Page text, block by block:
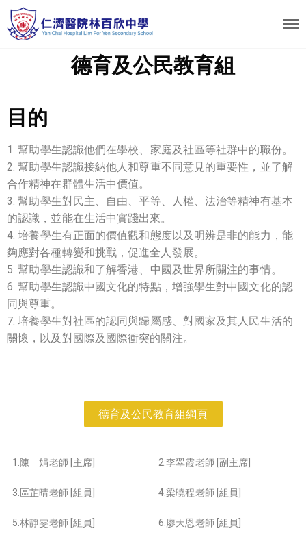
德育及公民教育組
目的
1. 幫助學生認識他們在學校、家庭及社區等社群中的職份。
2. 幫助學生認識接納他人和尊重不同意見的重要性，並了解
合作精神在群體生活中價值。
3. 幫助學生對民主、自由、平等、人權、法治等精神有基本
的認識，並能在生活中實踐出來。
4. 培養學生有正面的價值觀和態度以及明辨是非的能力，能
夠應對各種轉變和挑戰，促進全人發展。
5. 幫助學生認識和了解香港、中國及世界所關注的事情。
6. 幫助學生認識中國文化的特點，增強學生對中國文化的認
同與尊重。
7. 培養學生對社區的認同與歸屬感、對國家及其人民生活的
關懷，以及對國際及國際衝突的關注。
德育及公民教育組網頁
1.陳 娟老師 [主席] 2.李翠霞老師 [副主席]
3.區芷晴老師 [組員] 4.梁曉程老師 [組員]
5.林靜雯老師 [組員] 6.廖天恩老師 [組員]